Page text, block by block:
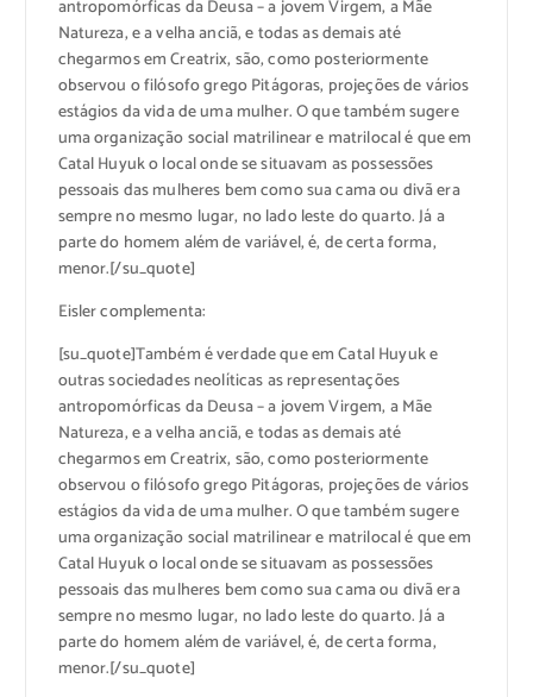
antropomórficas da Deusa – a jovem Virgem, a Mãe
Natureza, e a velha anciã, e todas as demais até
chegarmos em Creatrix, são, como posteriormente
observou o filósofo grego Pitágoras, projeções de vários
estágios da vida de uma mulher. O que também sugere
uma organização social matrilinear e matrilocal é que em
Catal Huyuk o local onde se situavam as possessões
pessoais das mulheres bem como sua cama ou divã era
sempre no mesmo lugar, no lado leste do quarto. Já a
parte do homem além de variável, é, de certa forma,
menor.[/su_quote]
Eisler complementa:
[su_quote]Também é verdade que em Catal Huyuk e
outras sociedades neolíticas as representações
antropomórficas da Deusa – a jovem Virgem, a Mãe
Natureza, e a velha anciã, e todas as demais até
chegarmos em Creatrix, são, como posteriormente
observou o filósofo grego Pitágoras, projeções de vários
estágios da vida de uma mulher. O que também sugere
uma organização social matrilinear e matrilocal é que em
Catal Huyuk o local onde se situavam as possessões
pessoais das mulheres bem como sua cama ou divã era
sempre no mesmo lugar, no lado leste do quarto. Já a
parte do homem além de variável, é, de certa forma,
menor.[/su_quote]